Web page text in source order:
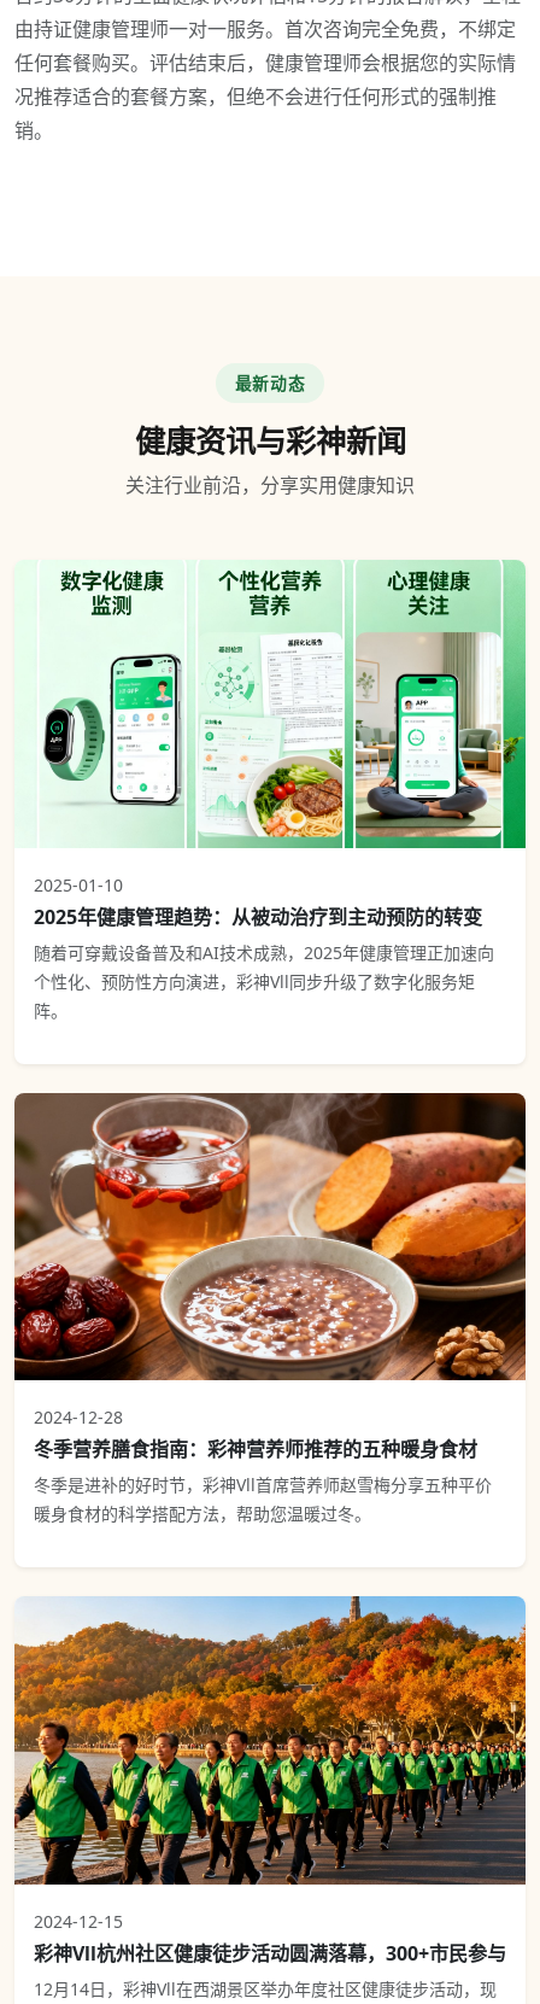
由持证健康管理师一对一服务。首次咨询完全免费，不绑定
任何套餐购买。评估结束后，健康管理师会根据您的实际情
况推荐适合的套餐方案，但绝不会进行任何形式的强制推
销。
最新动态
健康资讯与彩神新闻
关注行业前沿，分享实用健康知识
2025-01-10
2025年健康管理趋势：从被动治疗到主动预防的转变
随着可穿戴设备普及和AI技术成熟，2025年健康管理正加速向
个性化、预防性方向演进，彩神Vll同步升级了数字化服务矩
阵。
2024-12-28
冬季营养膳食指南：彩神营养师推荐的五种暖身食材
冬季是进补的好时节，彩神Vll首席营养师赵雪梅分享五种平价
暖身食材的科学搭配方法，帮助您温暖过冬。
2024-12-15
彩神Vll杭州社区健康徒步活动圆满落幕，300+市民参与
12月14日，彩神Vll在西湖景区举办年度社区健康徒步活动，现